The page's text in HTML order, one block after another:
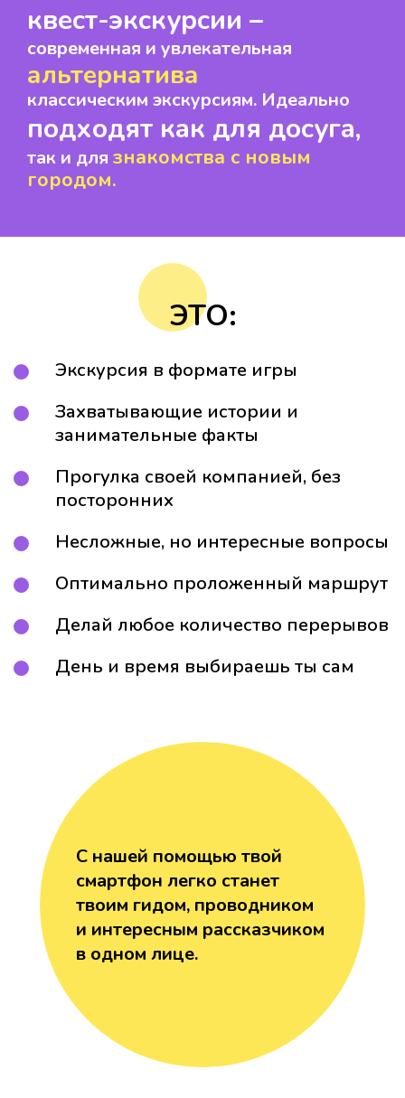
квест-экскурсии –
современная и увлекательная
альтернатива
классическим экскурсиям. Идеально
подходят как для досуга,
так и для знакомства с новым
городом.
ЭТО:
Экскурсия в формате игры
Захватывающие истории и
занимательные факты
Прогулка своей компанией, без
посторонних
Несложные, но интересные вопросы
Оптимально проложенный маршрут
Делай любое количество перерывов
День и время выбираешь ты сам
С нашей помощью твой
смартфон легко станет
твоим гидом, проводником
и интересным рассказчиком
в одном лице.